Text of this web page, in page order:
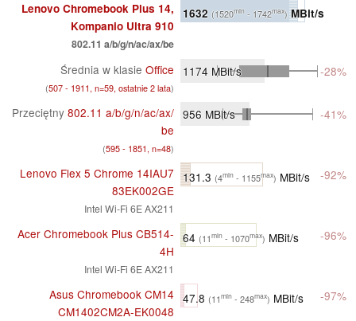
Lenovo Chromebook Plus 14,
Kompanio Ultra 910
802.11 a/​b/​g/​n/​ac/​ax/​be
1632 (1520min - 1742max)MBit/s
Średnia w klasie Office
(507 - 1911, n=59, ostatnie 2 lata)
1174 MBit/s -28%
Przeciętny 802.11 a/​b/​g/​n/​ac/​ax/​
be
(595 - 1851, n=48)
956 MBit/s -41%
Lenovo Flex 5 Chrome 14IAU7
83EK002GE
Intel Wi-Fi 6E AX211
131.3 (4min - 1155max) MBit/s -92%
Acer Chromebook Plus CB514-
4H
Intel Wi-Fi 6E AX211
64 (11min - 1070max) MBit/s -96%
Asus Chromebook CM14
CM1402CM2A-EK0048
47.8 (11min - 248max) MBit/s -97%